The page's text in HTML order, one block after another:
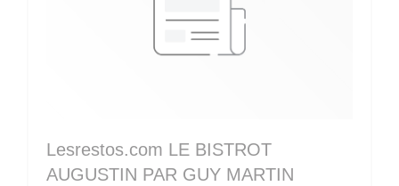
Lesrestos.com LE BISTROT
AUGUSTIN PAR GUY MARTIN